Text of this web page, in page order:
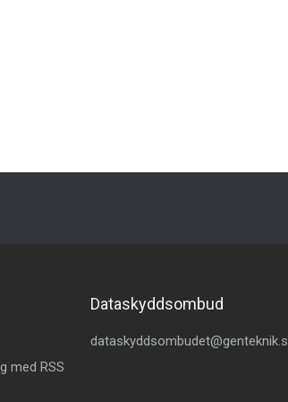
med RSS
Dataskyddsombud